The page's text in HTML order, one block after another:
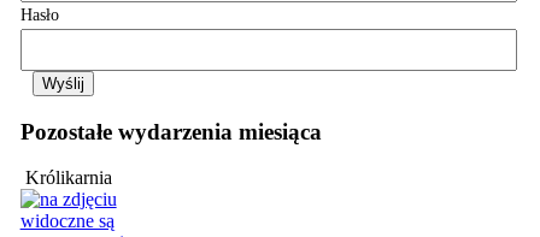
Hasło
Pozostałe wydarzenia miesiąca
Królikarnia